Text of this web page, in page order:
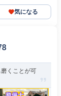
気になる
くことが可